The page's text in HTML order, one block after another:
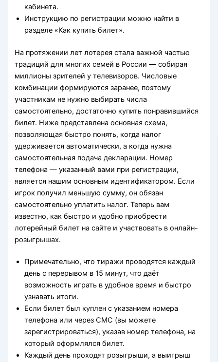
кабинета.
Инструкцию по регистрации можно найти в
разделе «Как купить билет».
На протяжении лет лотерея стала важной частью
традиций для многих семей в России — собирая
миллионы зрителей у телевизоров. Числовые
комбинации формируются заранее, поэтому
участникам не нужно выбирать числа
самостоятельно, достаточно купить понравившийся
билет. Ниже представлена основная схема,
позволяющая быстро понять, когда налог
удерживается автоматически, а когда нужна
самостоятельная подача декларации. Номер
телефона — указанный вами при регистрации,
является нашим основным идентификатором. Если
игрок получил меньшую сумму, он обязан
самостоятельно уплатить налог. Теперь вам
известно, как быстро и удобно приобрести
лотерейный билет на сайте и участвовать в онлайн-
розыгрышах.
Примечательно, что тиражи проводятся каждый
день с перерывом в 15 минут, что даёт
возможность играть в удобное время и быстро
узнавать итоги.
Если билет был куплен с указанием номера
телефона или через СМС (вы можете
зарегистрироваться), указав номер телефона, на
который оформлялся билет.
Каждый день проходят розыгрыши, а выигрыш